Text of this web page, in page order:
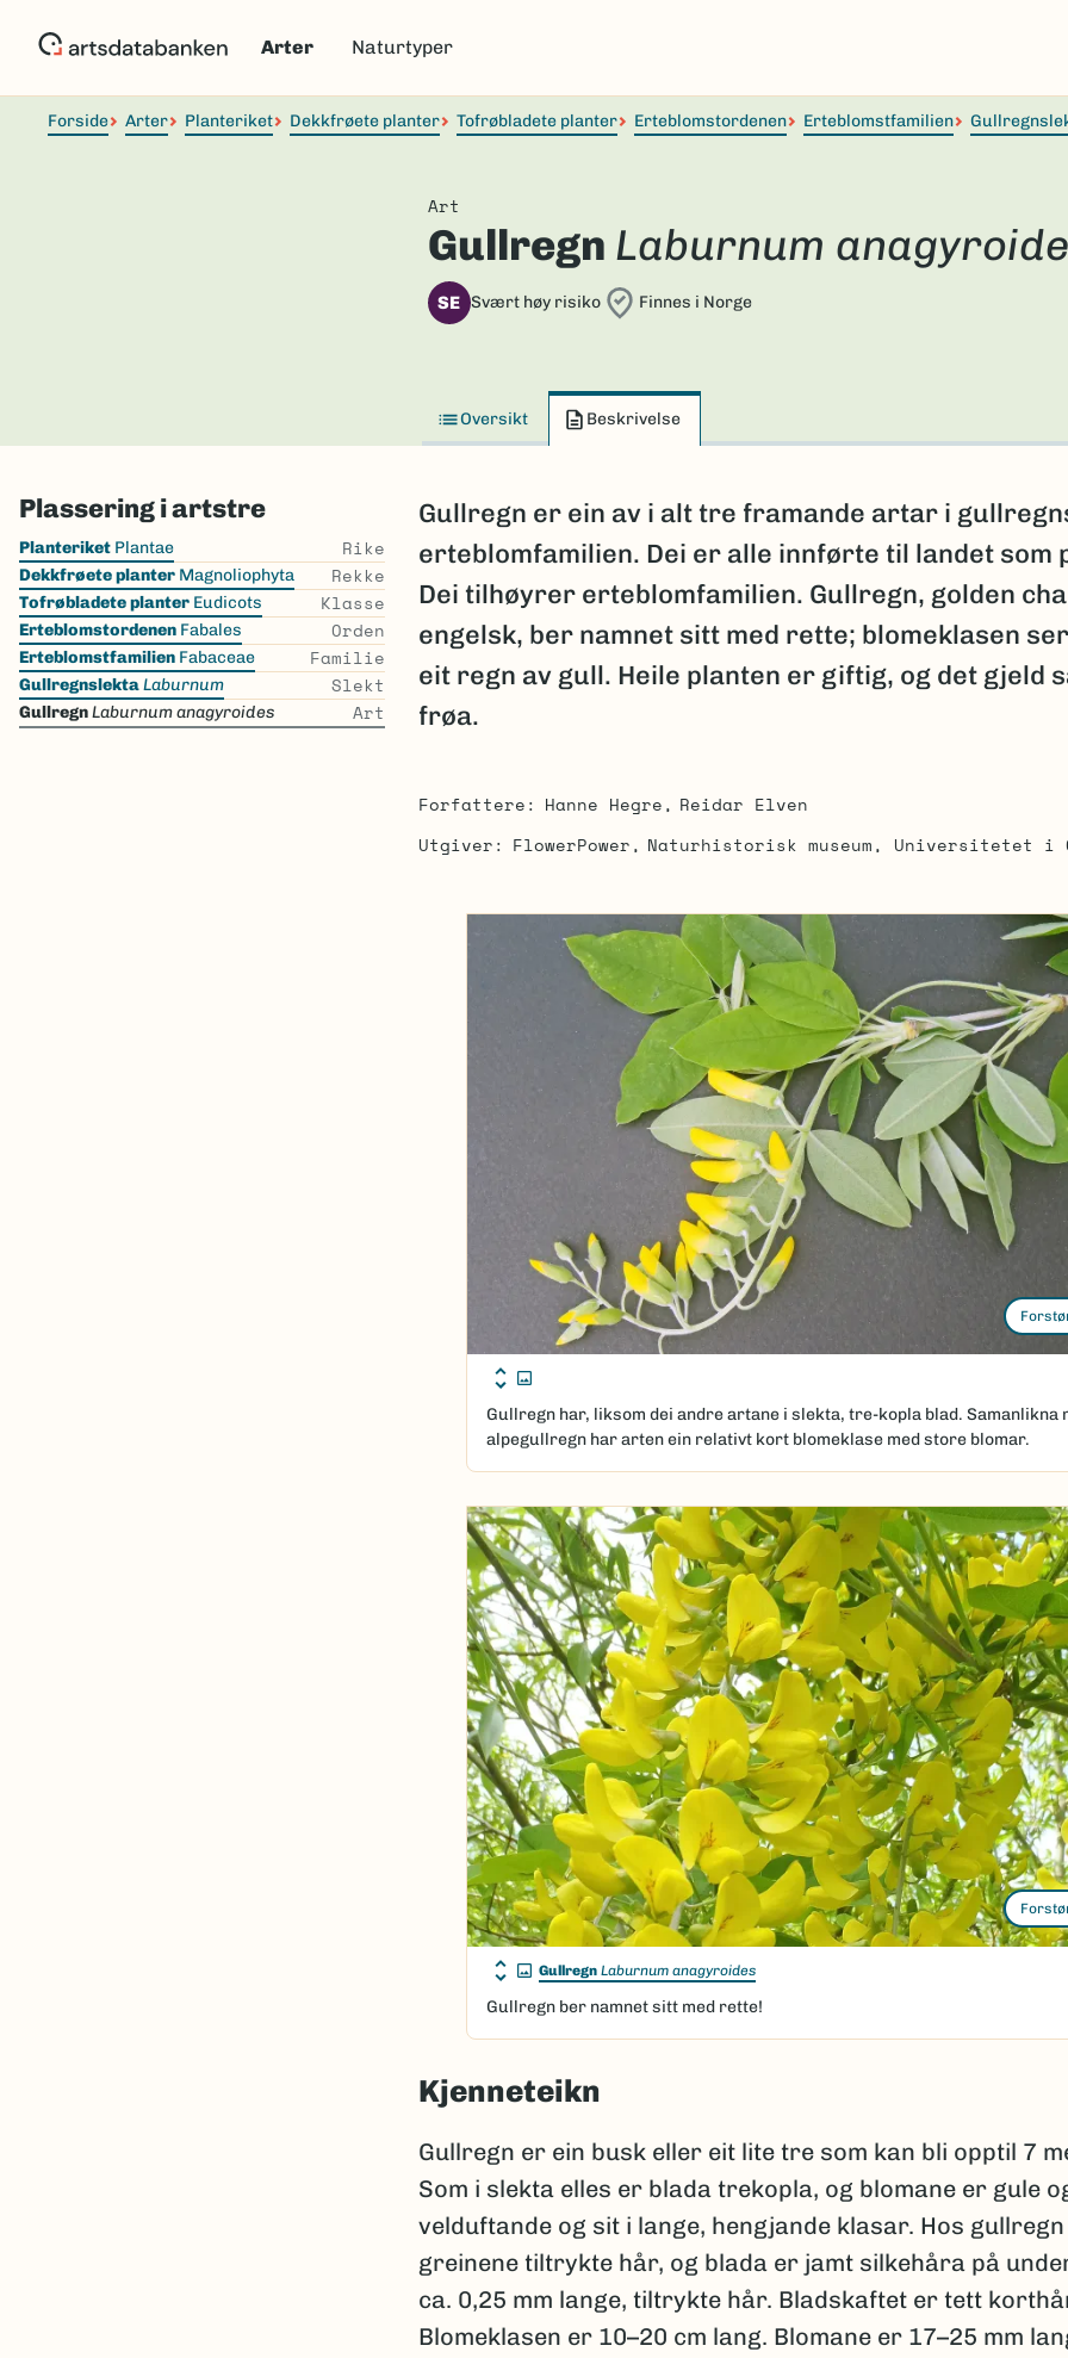
Arter Naturtyper
Forside Arter Planteriket Dekkfrøete planter Tofrøbladete planter Erteblomstordenen Erteblomstfamilien
Art
Gullregn Laburnum
SE Svært høy risiko Finnes i Norge
Oversikt Beskrivelse
Plassering i artstre
Skip
the
list
Planteriket Plantae Rike
Dekkfrøete planter Magnoliophyta Rekke
Tofrøbladete planter Eudicots Klasse
Erteblomstordenen Fabales Orden
Erteblomstfamilien Fabaceae Familie
GullregnslektaLaburnum Slekt
GullregnLaburnum anagyroides Art
Gullregn er ein av i alt tre framande artar i
erteblomfamilien. Dei er alle innførte til landet som
Dei tilhøyrer erteblomfamilien. Gullregn, golden
engelsk, ber namnet sitt med rette; blomeklasen
eit regn av gull. Heile planten er giftig, og det gjeld
frøa.
Forfattere Hanne Hegre
Reidar Elven
Utgiver
FlowerPower Naturhistorisk museum, Universitetet i
Gullregn har, liksom dei andre artane i slekta, tre-kopla blad. Samanlikna
alpegullregn har arten ein relativt kort blomeklase med store blomar.
Gullregn Laburnum anagyroides
Gullregn ber namnet sitt med rette!
Kjenneteikn
Gullregn er ein busk eller eit lite tre som kan bli opptil 7
Som i slekta elles er blada trekopla, og blomane er gule
velduftande og sit i lange, hengjande klasar. Hos
greinene tiltrykte hår, og blada er jamt silkehåra på
ca. 0,25 mm lange, tiltrykte hår. Bladskaftet er tett
Blomeklasen er 10–20 cm lang. Blomane er 17–25 mm